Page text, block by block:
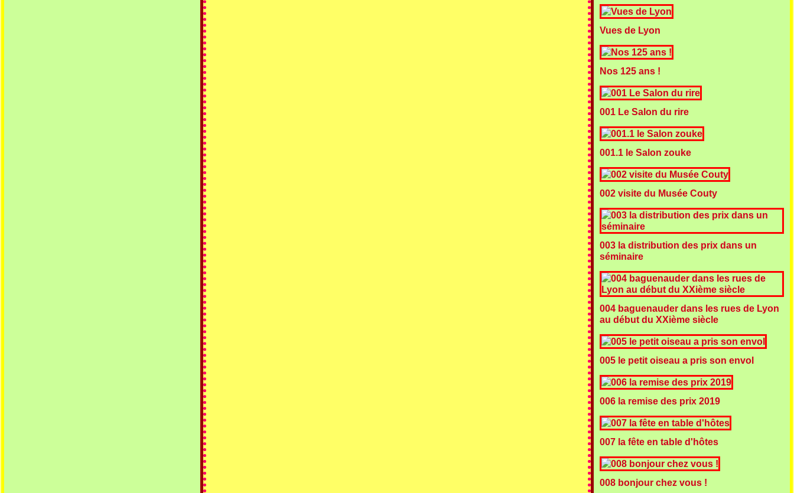
Vues de Lyon
Nos 125 ans !
001 Le Salon du rire
001.1 le Salon zouke
002 visite du Musée Couty
003 la distribution des prix dans un
séminaire
004 baguenauder dans les rues de Lyon
au début du XXième siècle
005 le petit oiseau a pris son envol
006 la remise des prix 2019
007 la fête en table d'hôtes
008 bonjour chez vous !